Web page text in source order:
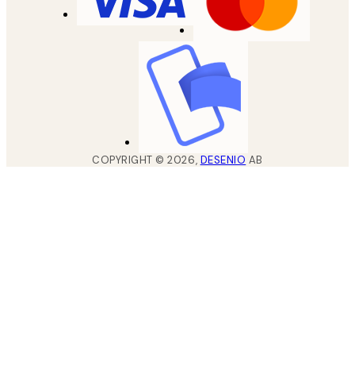
COPYRIGHT ©2026, DESENIO AB